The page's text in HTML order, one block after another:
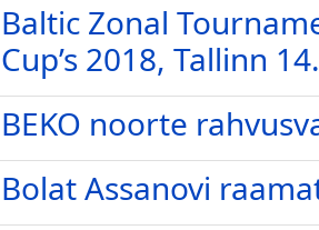
Baltic Zonal
Cup’s 2018, Tallinn
BEKO noorte
Bolat Assanovi